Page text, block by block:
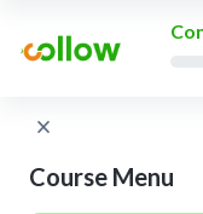
Course Menu